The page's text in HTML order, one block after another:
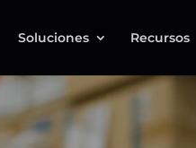
Soluciones Recursos